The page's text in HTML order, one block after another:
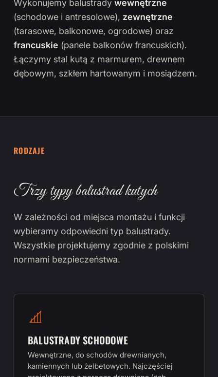
Wykonujemy balustrady wewnętrzne
(schodowe i antresolowe), zewnętrzne
(tarasowe, balkonowe, ogrodowe) oraz
francuskie (panele balkonów francuskich).
Łączymy stal kutą z marmurem, drewnem
dębowym, szkłem hartowanym i mosiądzem.
RODZAJE
Trzy typy balustrad kutych
W zależności od miejsca montażu i funkcji
wybieramy odpowiedni typ balustrady.
Wszystkie projektujemy zgodnie z polskimi
normami bezpieczeństwa.
BALUSTRADY SCHODOWE
Wewnętrzne, do schodów drewnianych,
kamiennych lub żelbetowych. Najczęściej